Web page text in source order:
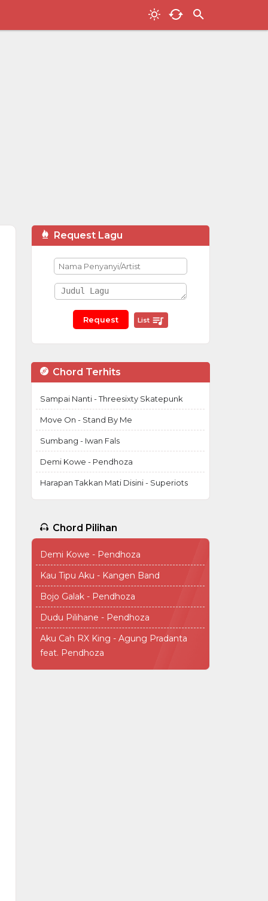
Request Lagu
List
Chord Terhits
Sampai Nanti - Threesixty Skatepunk
Move On - Stand By Me
Sumbang - Iwan Fals
Demi Kowe - Pendhoza
Harapan Takkan Mati Disini - Superiots
Chord Pilihan
Demi Kowe - Pendhoza
Kau Tipu Aku - Kangen Band
Bojo Galak - Pendhoza
Dudu Pilihane - Pendhoza
Aku Cah RX King - Agung Pradanta
feat. Pendhoza